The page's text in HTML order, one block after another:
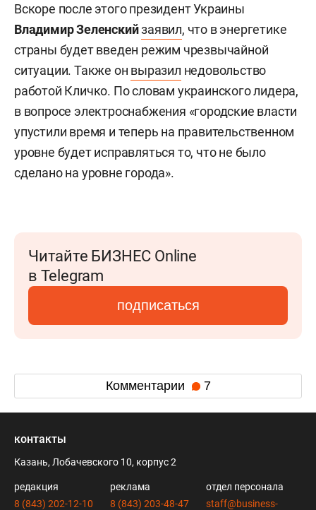
Вскоре после этого президент Украины
Владимир Зеленскийзаявил, что в энергетике
страны будет введен режим чрезвычайной
ситуации. Также он выразил недовольство
работой Кличко. По словам украинского лидера,
в вопросе электроснабжения «городские власти
упустили время и теперь на правительственном
уровне будет исправляться то, что не было
сделано на уровне города».
Читайте БИЗНЕС Online
в Telegram
подписаться
Комментарии 7
контакты
Казань, Лобачевского 10, корпус 2
редакция
8 (843) 202-12-10
реклама
8 (843) 203-48-47
отдел персонала
staff@business-